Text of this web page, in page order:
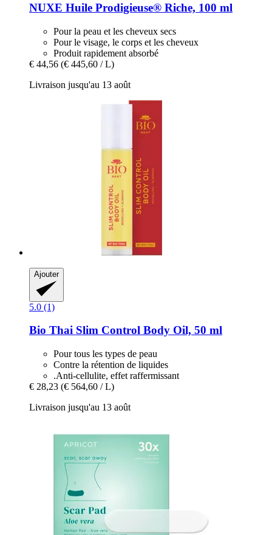
NUXE Huile Prodigieuse® Riche, 100 ml
Pour la peau et les cheveux secs
Pour le visage, le corps et les cheveux
Produit rapidement absorbé
€ 44,56 (€ 445,60 / L)
Livraison jusqu'au 13 août
Ajouter
5.0 (1)
Bio Thai Slim Control Body Oil, 50 ml
Pour tous les types de peau
Contre la rétention de liquides
.Anti-cellulite, effet raffermissant
€ 28,23 (€ 564,60 / L)
Livraison jusqu'au 13 août